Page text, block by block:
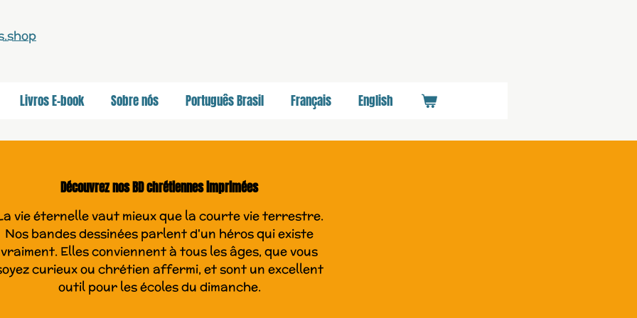
Livros E-book Sobre nós Português Brasil Français English
Découvrez nos BD chrétiennes imprimées
vie éternelle vaut mieux que la courte vie terrestre.
Nos bandes dessinées parlent d'un héros qui existe
vraiment. Elles conviennent à tous les âges, que vous
curieux ou chrétien affermi, et sont un excellent
outil pour les écoles du dimanche.